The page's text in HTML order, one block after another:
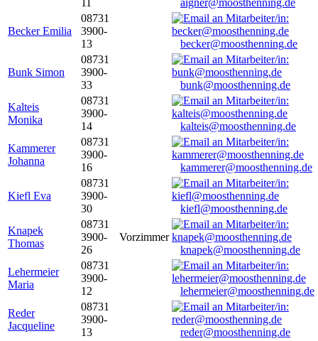
aigner@moosthenning.de
Becker Emilia
08731
3900-
13
becker@moosthenning.de
Bunk Simon
08731
3900-
33
bunk@moosthenning.de
Kalteis
Monika
08731
3900-
14
kalteis@moosthenning.de
Kammerer
Johanna
08731
3900-
16
kammerer@moosthenning.de
Kiefl Eva
08731
3900-
30
kiefl@moosthenning.de
Knapek
Thomas
08731
3900-
26
Vorzimmer
knapek@moosthenning.de
Lehermeier
Maria
08731
3900-
12
lehermeier@moosthenning.de
Reder
Jacqueline
08731
3900-
13
reder@moosthenning.de